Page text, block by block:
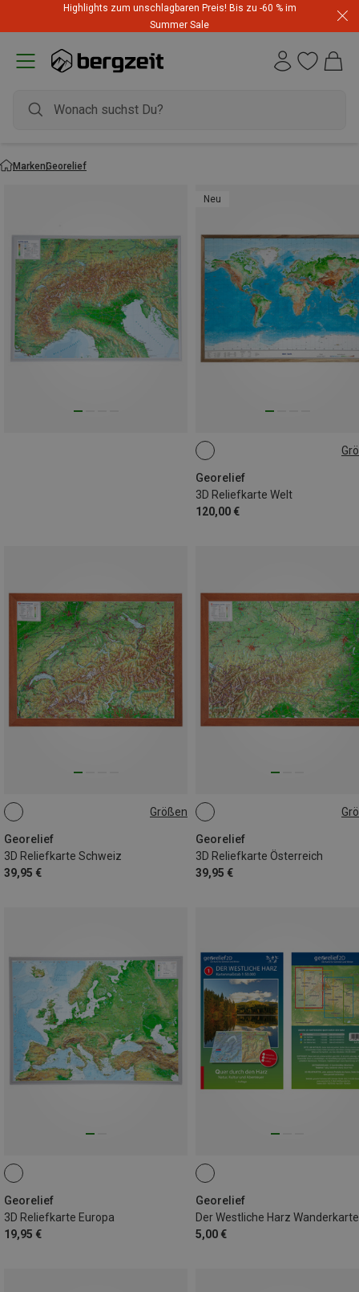
Highlights zum unschlagbaren Preis! Bis zu -60 % im
Summer Sale
MarkenGeorelief
Neu
Georelief
3D Reliefkarte Welt
120,00 €
GROSS
Größen
Georelief
3D Reliefkarte Schweiz
39,95 €
KLEIN
Georelief
3D Reliefkarte Österreich
39,95 €
KLEIN
Georelief
3D Reliefkarte Europa
19,95 €
Georelief
Der Westliche Harz Wanderkarte
5,00 €